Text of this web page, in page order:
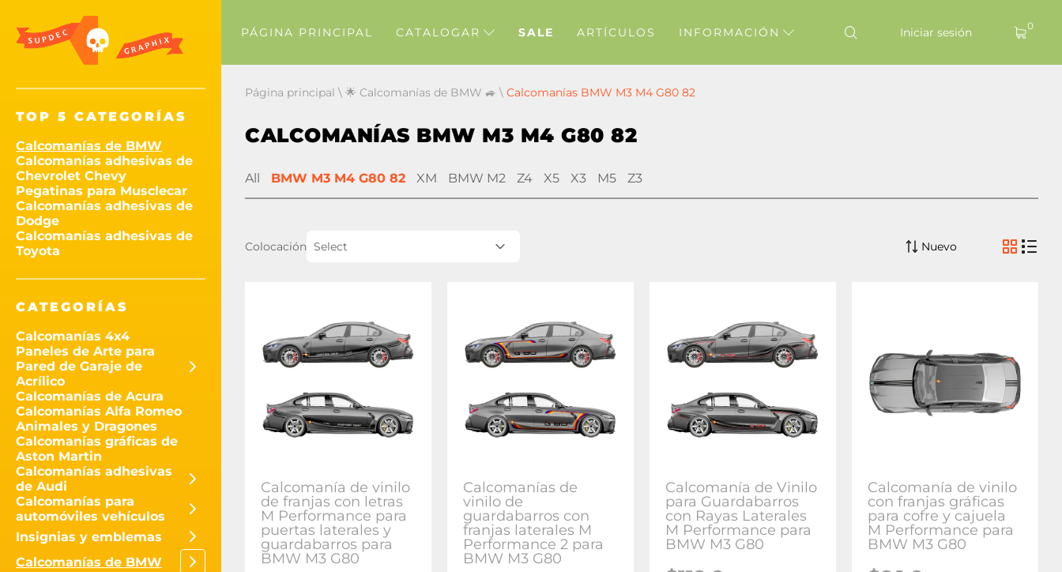
TOP 5 CATEGORÍAS
Calcomanías de BMW
Calcomanías adhesivas de
Chevrolet Chevy
Pegatinas para Musclecar
Calcomanías adhesivas de
Dodge
Calcomanías adhesivas de
Toyota
CATEGORÍAS
Calcomanías 4x4
Paneles de Arte para
Pared de Garaje de
Acrílico
Calcomanías de Acura
Calcomanías Alfa Romeo
Animales y Dragones
Calcomanías gráficas de
Aston Martin
Calcomanías adhesivas
de Audi
Calcomanías para
automóviles vehículos
Insignias y emblemas
Calcomanías de BMW
PÁGINA PRINCIPAL CATALOGAR SALE ARTÍCULOS INFORMACIÓN Iniciar sesión 0
Página principal \ 🌟 Calcomanías de BMW 🚙 \ Calcomanías BMW M3 M4 G80 82
CALCOMANÍAS BMW M3 M4 G80 82
All BMW M3 M4 G80 82 XM BMW M2 Z4 X5 X3 M5 Z3
Colocación Select Nuevo
Calcomanía de vinilo
de franjas con letras
M Performance para
puertas laterales y
guardabarros para
BMW M3 G80
Calcomanías de
vinilo de
guardabarros con
franjas laterales M
Performance 2 para
BMW M3 G80
Calcomanía de Vinilo
para Guardabarros
con Rayas Laterales
M Performance para
BMW M3 G80
Calcomanía de vinilo
con franjas gráficas
para cofre y cajuela
M Performance para
BMW M3 G80